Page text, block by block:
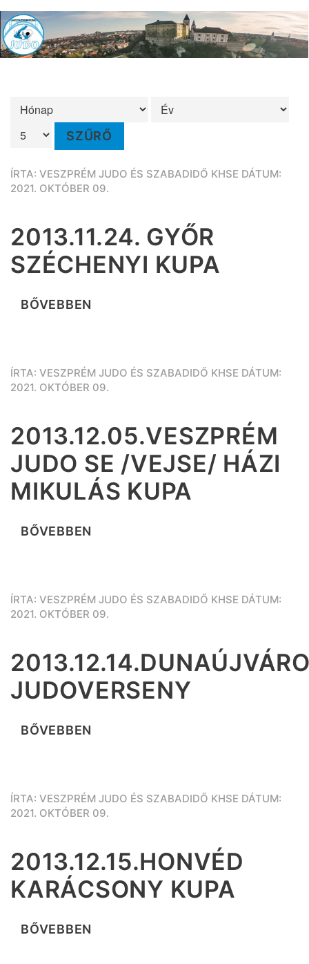
SZŰRŐ
ÍRTA: VESZPRÉM JUDO ÉS SZABADIDŐ KHSE DÁTUM:
2021. OKTÓBER 09.
2013.11.24. GYŐR
SZÉCHENYI KUPA
BŐVEBBEN
ÍRTA: VESZPRÉM JUDO ÉS SZABADIDŐ KHSE DÁTUM:
2021. OKTÓBER 09.
2013.12.05.VESZPRÉM
JUDO SE /VEJSE/ HÁZI
MIKULÁS KUPA
BŐVEBBEN
ÍRTA: VESZPRÉM JUDO ÉS SZABADIDŐ KHSE DÁTUM:
2021. OKTÓBER 09.
JUDOVERSENY
BŐVEBBEN
ÍRTA: VESZPRÉM JUDO ÉS SZABADIDŐ KHSE DÁTUM:
2021. OKTÓBER 09.
2013.12.15.HONVÉD
KARÁCSONY KUPA
BŐVEBBEN